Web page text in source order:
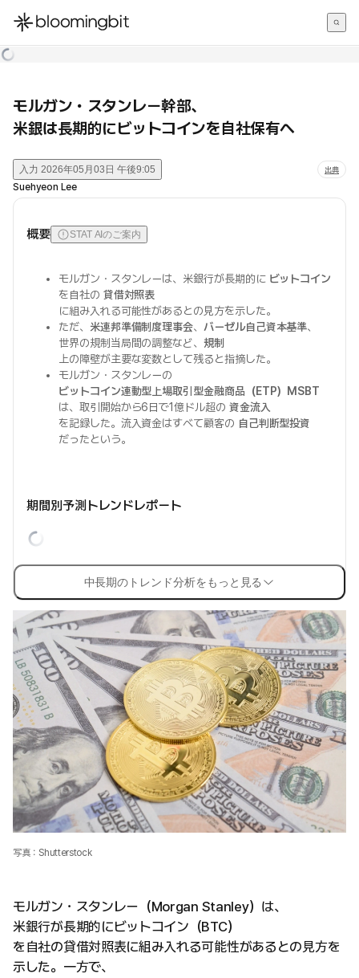
한국어
モルガン・スタンレー幹部、
米銀は長期的にビットコインを自社保有へ
入力 2026年05月03日 午後9:05 出典
Suehyeon Lee
概要 STAT AIのご案内
モルガン・スタンレーは、米銀行が長期的に ビットコイン
を自社の 貸借対照表
に組み入れる可能性があるとの見方を示した。
ただ、 米連邦準備制度理事会、 バーゼル自己資本基準、
世界の規制当局間の調整など、規制
上の障壁が主要な変数として残ると指摘した。
モルガン・スタンレーの
ビットコイン連動型上場取引型金融商品（ETP）MSBT
は、取引開始から6日で1億ドル超の 資金流入
を記録した。流入資金はすべて顧客の 自己判断型投資
だったという。
期間別予測トレンドレポート
中長期のトレンド分析をもっと見る
写真：Shutterstock
モルガン・スタンレー（Morgan Stanley）は、
米銀行が長期的にビットコイン（BTC）
を自社の貸借対照表に組み入れる可能性があるとの見方を
示した。一方で、